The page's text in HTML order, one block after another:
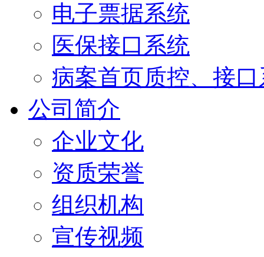
电子票据系统
医保接口系统
病案首页质控、接
公司简介
企业文化
资质荣誉
组织机构
宣传视频